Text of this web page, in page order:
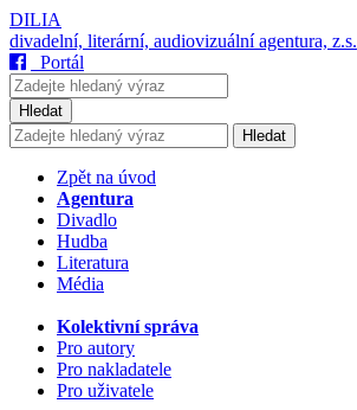
DILIA
divadelní, literární, audiovizuální agentura, z.s.
Portál
Hledat
Hledat
Zpět na úvod
Agentura
Divadlo
Hudba
Literatura
Média
Kolektivní správa
Pro autory
Pro nakladatele
Pro uživatele